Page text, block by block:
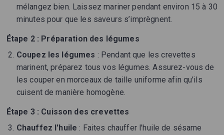
mélangez bien. Laissez mariner pendant environ 15 à 30
minutes pour que les saveurs s’imprègnent.
Étape 2 : Préparation des légumes
Coupez les légumes : Pendant que les crevettes
marinent, préparez tous vos légumes. Assurez-vous de
les couper en morceaux de taille uniforme afin qu’ils
cuisent de manière homogène.
Étape 3 : Cuisson des crevettes
Chauffez l'huile : Faites chauffer l'huile de sésame